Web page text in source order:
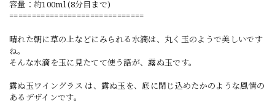
容量：約100ml (8分目まで)
==============================
晴れた朝に草の上などにみられる水滴は、丸く玉のようで美しいです
ね。
そんな水滴を玉に見たてて使う語が、露ぬ玉です。
露ぬ玉ワイングラス は、露ぬ玉を、底に閉じ込めたかのような風情の
あるデザインです。